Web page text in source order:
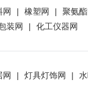
网 | 橡塑网 | 聚氨
装网 | 化工仪器网
网 | 灯具灯饰网 |